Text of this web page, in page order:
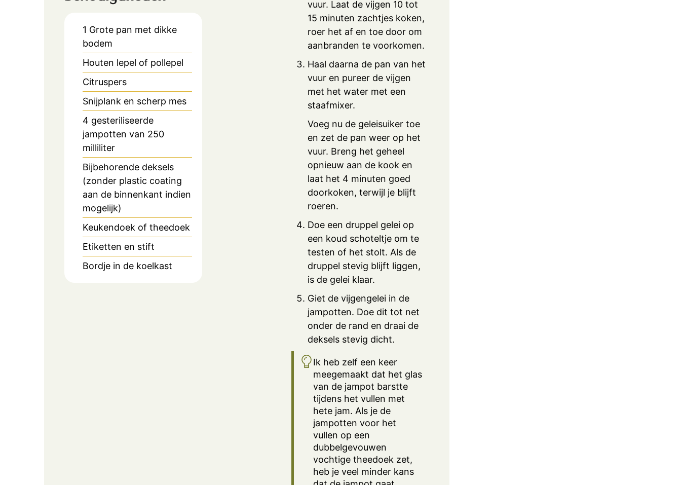
1 Grote pan met dikke
bodem
Houten lepel of pollepel
Citruspers
Snijplank en scherp mes
4 gesteriliseerde
jampotten van 250
milliliter
Bijbehorende deksels
(zonder plastic coating
aan de binnenkant indien
mogelijk)
Keukendoek of theedoek
Etiketten en stift
Bordje in de koelkast
vuur. Laat de vijgen 10 tot
15 minuten zachtjes koken,
roer het af en toe door om
aanbranden te voorkomen.
Haal daarna de pan van het
vuur en pureer de vijgen
met het water met een
staafmixer.
Voeg nu de geleisuiker toe
en zet de pan weer op het
vuur. Breng het geheel
opnieuw aan de kook en
laat het 4 minuten goed
doorkoken, terwijl je blijft
roeren.
Doe een druppel gelei op
een koud schoteltje om te
testen of het stolt. Als de
druppel stevig blijft liggen,
is de gelei klaar.
Giet de vijgengelei in de
jampotten. Doe dit tot net
onder de rand en draai de
deksels stevig dicht.
Ik heb zelf een keer
meegemaakt dat het glas
van de jampot barstte
tijdens het vullen met
hete jam. Als je de
jampotten voor het
vullen op een
dubbelgevouwen
vochtige theedoek zet,
heb je veel minder kans